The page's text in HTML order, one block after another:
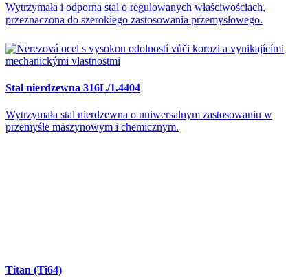
Wytrzymała i odporna stal o regulowanych właściwościach,
przeznaczona do szerokiego zastosowania przemysłowego.
Stal nierdzewna 316L/1.4404
Wytrzymała stal nierdzewna o uniwersalnym zastosowaniu w
przemyśle maszynowym i chemicznym.
Titan (Ti64)